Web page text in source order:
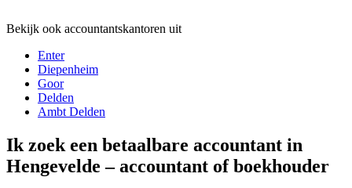
Bekijk ook accountantskantoren uit
Enter
Diepenheim
Goor
Delden
Ambt Delden
Ik zoek een betaalbare accountant in
Hengevelde – accountant of boekhouder